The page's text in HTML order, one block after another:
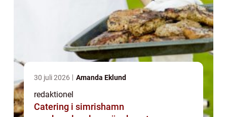
30 juli 2026 Amanda Eklund
redaktionel
Catering i simrishamn